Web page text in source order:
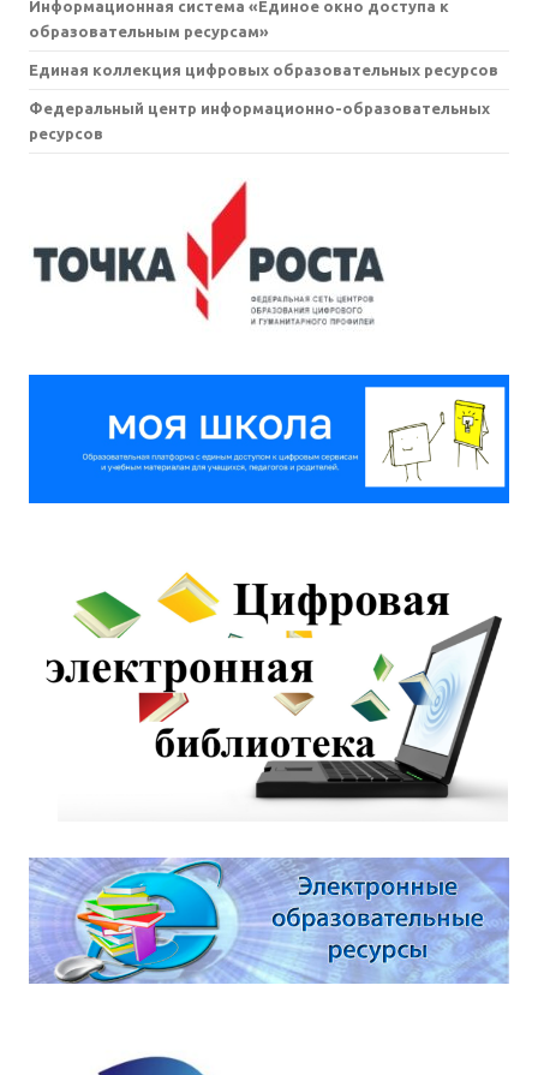
Информационная система «Единое окно доступа к
образовательным ресурсам»
Единая коллекция цифровых образовательных ресурсов
Федеральный центр информационно-образовательных
ресурсов